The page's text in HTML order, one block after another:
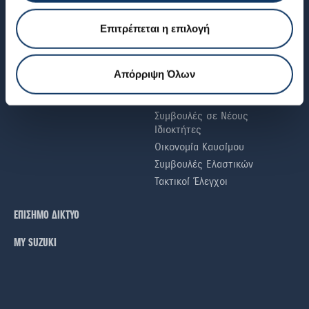
Επιτρέπεται η επιλογή
Απόρριψη Όλων
Νέα & Άρθρα
Γιατί SUZUKI
Περιβάλλον
Υβριδικά αυτοκίνητα
Μικρά αυτοκίνητα
SUV
Πιστοποιητικού Συμμόρφωσης
Βεβαίωση Εξοπλισμού
Εισαγόμενου Μεταχειρισμένου
Οδηγός Αγοράς Νέου
Αυτοκινήτου
Ιστορικοί Τιμοκατάλογοι ΛΤΠΦ
Συμβουλές σε Nέους
Iδιοκτήτες
Οικονομία Καυσίμου
Συμβουλές Ελαστικών
Τακτικοί Έλεγχοι
ΕΠΙΣΗΜΟ ΔΙΚΤΥΟ
ΜΥ SUZUKI